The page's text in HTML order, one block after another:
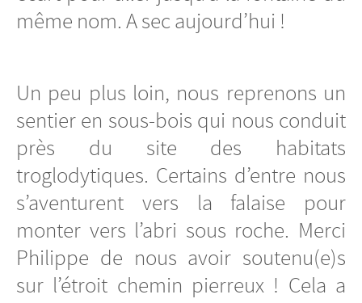
même nom. A sec aujourd’hui !
Un peu plus loin, nous reprenons un
sentier en sous-bois qui nous conduit
près du site des habitats
troglodytiques. Certains d’entre nous
s’aventurent vers la falaise pour
monter vers l’abri sous roche. Merci
Philippe de nous avoir soutenu(e)s
sur l’étroit chemin pierreux ! Cela a